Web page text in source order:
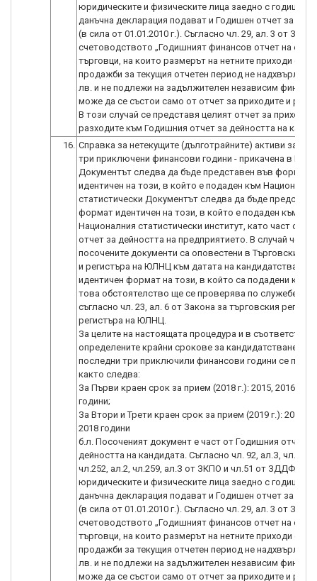
юридическите и физическите лица заедно с
данъчна декларация подават и Годишен отчет за
(в сила от 01.01.2010 г.). Съгласно чл. 29, ал. 3 от
счетоводството „Годишният финансов отчет на
търговци, на които размерът на нетните приходи от
продажби за текущия отчетен период не надхвърля
лв. и не подлежи на задължителен независим
може да се състои само от отчет за приходите и
В този случай се представя целият отчет за
разходите към Годишния отчет за дейността на
16. Справка за нетекущите (дълготрайните) активи за
три приключени финансови години - прикачена в
Документът следва да бъде представен във формат
идентичен на този, в който е подаден към
статистически Документът следва да бъде
формат идентичен на този, в който е подаден към
Националния статистически институт, като част от
отчет за дейността на предприятието. В случай че
посочените документи са оповестени в Търговския
и регистъра на ЮЛНЦ към датата на кандидатстване и
идентичен формат на този, в който са подадени към
това обстоятелство ще се проверява по служебен
съгласно чл. 23, ал. 6 от Закона за търговския
регистъра на ЮЛНЦ.
За целите на настоящата процедура и в съответствие
определените крайни срокове за кандидатстване за
последни три приключили финансови години се
както следва:
За Първи краен срок за прием (2018 г.): 2015, 2016 и
години;
За Втори и Трети краен срок за прием (2019 г.): 2016,
2018 години
б.л. Посоченият документ е част от Годишния отчет
дейността на кандидата. Съгласно чл. 92, ал.З, чл.219,
чл.252, ал.2, чл.259, ал.З от ЗКПО и чл.51 от ЗДДФЛ,
юридическите и физическите лица заедно с
данъчна декларация подават и Годишен отчет за
(в сила от 01.01.2010 г.). Съгласно чл. 29, ал. 3 от
счетоводството „Годишният финансов отчет на
търговци, на които размерът на нетните приходи от
продажби за текущия отчетен период не надхвърля
лв. и не подлежи на задължителен независим
може да се състои само от отчет за приходите и